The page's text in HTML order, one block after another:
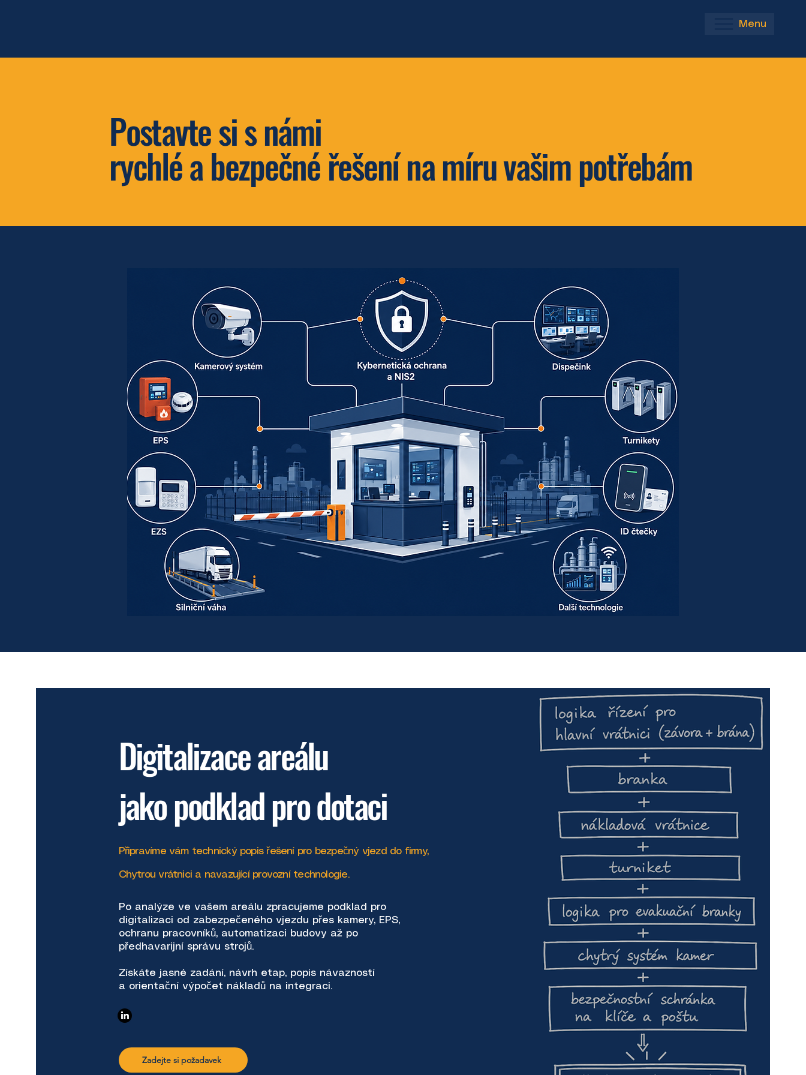
Menu
Postavte si s námi
rychlé a bezpečné řešení na míru vašim potřebám
Digitalizace areálu
jako podklad pro dotaci
Připravíme vám technický popis řešení pro bezpečný vjezd do firmy,
Chytrou vrátnici a navazující provozní technologie.
Po analýze ve vašem areálu zpracujeme podklad pro
digitalizaci od zabezpečeného vjezdu přes kamery, EPS,
ochranu pracovníků, automatizaci budovy až po
předhavarijní správu strojů.
Získáte jasné zadání, návrh etap, popis návazností
a orientační výpočet nákladů na integraci.
Zadejte si požadavek